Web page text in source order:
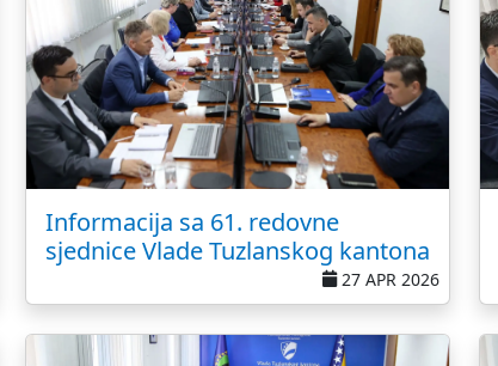
Informacija sa 61. redovne
sjednice Vlade Tuzlanskog kantona
27 APR 2026